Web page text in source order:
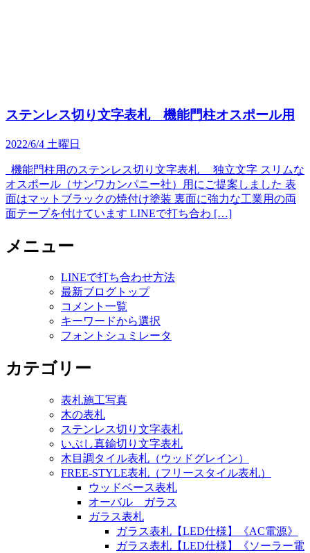
ステンレス切り文字表札 機能門柱オスポール用
2022/6/4 土曜日
機能門柱用のステンレス切り文字表札 独立文字 スリムな
オスポール（サンワカンパニー社）用にご提案しました 表
面はマットブラックの焼付け塗装 裏面に強力な工業用の両
面テープを付けています LINEで打ち合わ […]
メニュー
LINEで打ち合わせ方法
最新ブログトップ
コメント一覧
キーワードから選択
フォントシュミレータ
カテゴリー
表札施工写真
木の表札
ステンレス切り文字表札
いぶし真鍮切り文字表札
木目調タイル表札（ウッドグレイン）
FREE-STYLE表札（フリースタイル表札）
ウッドベース表札
オーバル ガラス
ガラス表札
ガラス表札【LED仕様】《AC電源》
ガラス表札【LED仕様】《ソーラー電